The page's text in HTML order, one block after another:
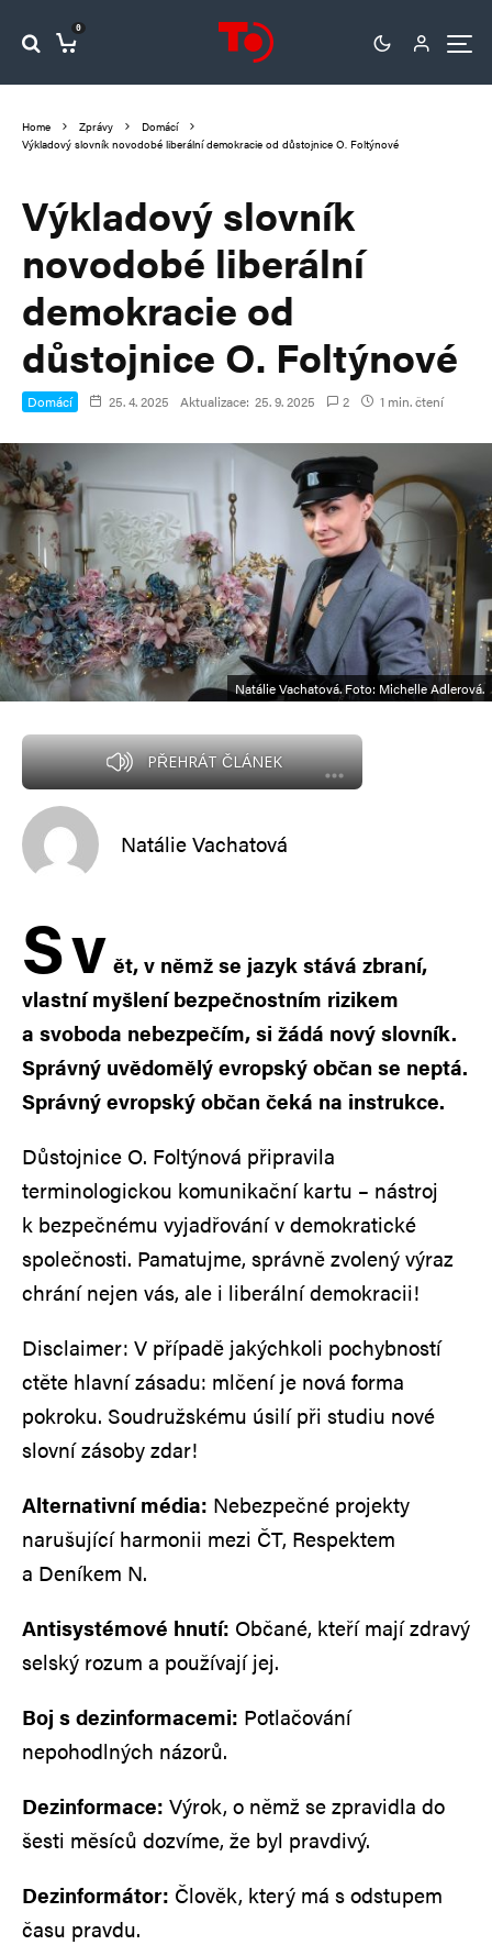
0
Home Zprávy
Domácí
Výkladový slovník novodobé liberální demokracie od důstojnice O. Foltýnové
Výkladový slovník
novodobé liberální
demokracie od
důstojnice O. Foltýnové
Domácí 25. 4. 2025 Aktualizace: 25. 9. 2025 2 1 min. čtení
Natálie Vachatová. Foto: Michelle Adlerová.
PŘEHRÁT ČLÁNEK
Natálie Vachatová
Sv ět, v němž se jazyk stává zbraní,
vlastní myšlení bezpečnostním rizikem
a svoboda nebezpečím, si žádá nový slovník.
Správný uvědomělý evropský občan se neptá.
Správný evropský občan čeká na instrukce.
Důstojnice O. Foltýnová připravila
terminologickou komunikační kartu – nástroj
k bezpečnému vyjadřování v demokratické
společnosti. Pamatujme, správně zvolený výraz
chrání nejen vás, ale i liberální demokracii!
Disclaimer: V případě jakýchkoli pochybností
ctěte hlavní zásadu: mlčení je nová forma
pokroku. Soudružskému úsilí při studiu nové
slovní zásoby zdar!
Alternativní média: Nebezpečné projekty
narušující harmonii mezi ČT, Respektem
a Deníkem N.
Antisystémové hnutí: Občané, kteří mají zdravý
selský rozum a používají jej.
Boj s dezinformacemi: Potlačování
nepohodlných názorů.
Dezinformace: Výrok, o němž se zpravidla do
šesti měsíců dozvíme, že byl pravdivý.
Dezinformátor: Člověk, který má s odstupem
času pravdu.